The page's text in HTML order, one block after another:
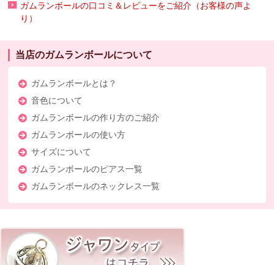
ガムランボールの口コミ＆レビューをご紹介（お客様の声よ
り）
当店のガムランボールについて
ガムランボールとは？
音色について
ガムランボールの作り方のご紹介
ガムランボールの使い方
サイズについて
ガムランボールのピアス一覧
ガムランボールのネックレス一覧